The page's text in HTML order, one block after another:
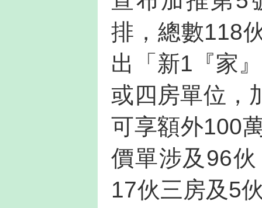
排，總數118
出「新1『家
或四房單位，
可享額外100
價單涉及96
17伙三房及5